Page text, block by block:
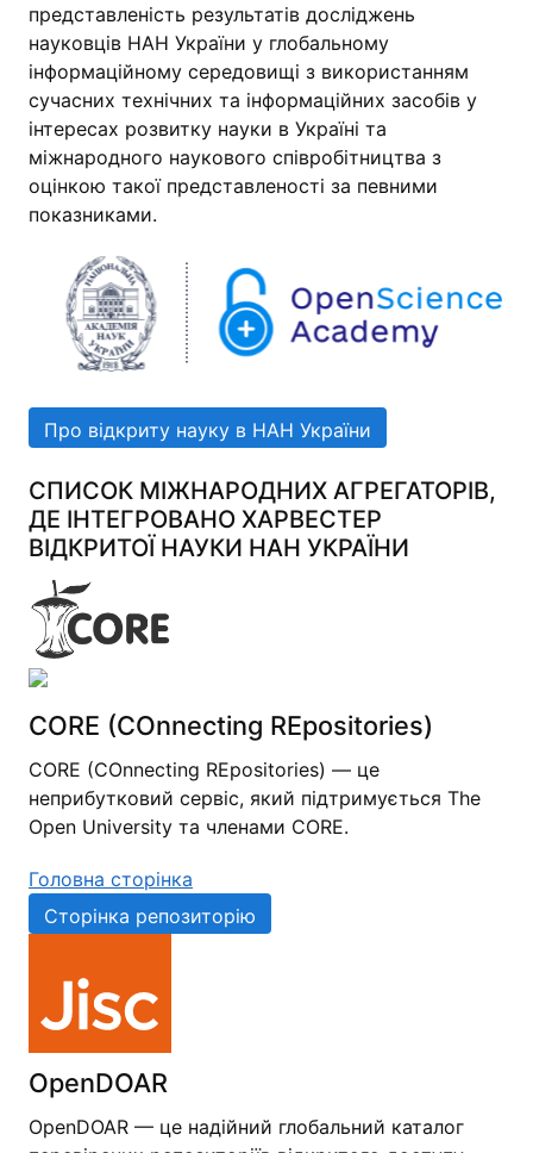
представленість результатів досліджень
науковців НАН України у глобальному
інформаційному середовищі з використанням
сучасних технічних та інформаційних засобів у
інтересах розвитку науки в Україні та
міжнародного наукового співробітництва з
оцінкою такої представленості за певними
показниками.
Про відкриту науку в НАН України
СПИСОК МІЖНАРОДНИХ АГРЕГАТОРІВ,
ДЕ ІНТЕГРОВАНО ХАРВЕСТЕР
ВІДКРИТОЇ НАУКИ НАН УКРАЇНИ
CORE (COnnecting REpositories)
CORE (COnnecting REpositories) — це
неприбутковий сервіс, який підтримується The
Open University та членами CORE.
Головна сторінка
Сторінка репозиторію
OpenDOAR
OpenDOAR — це надійний глобальний каталог